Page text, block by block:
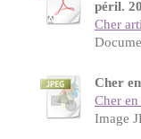
péril.
Cher
Cher
Cher
Image